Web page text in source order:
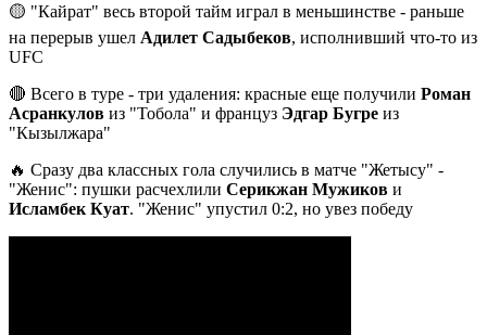
🟡 "Кайрат" весь второй тайм играл в меньшинстве - раньше
на перерыв ушел Адилет Садыбеков, исполнивший что-то из
UFC
🔴 Всего в туре - три удаления: красные еще получили Роман
Асранкулов из "Тобола" и француз Эдгар Бугре из
"Кызылжара"
🔥 Сразу два классных гола случились в матче "Жетысу" -
"Женис": пушки расчехлили Серикжан Мужиков и
Исламбек Куат. "Женис" упустил 0:2, но увез победу